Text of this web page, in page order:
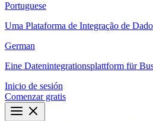
Portuguese
Uma Plataforma de Integração de
German
Eine Datenintegrationsplattform für
Inicio de sesión
Comenzar gratis